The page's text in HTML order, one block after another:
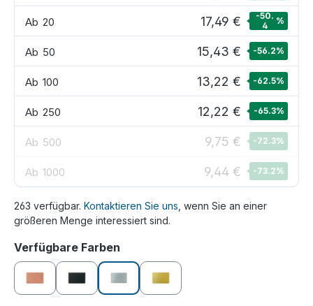
Ab 20 17,49 €
-50.
4
%
Ab 50 15,43 € -56.2%
Ab 100 13,22 € -62.5%
Ab 250 12,22 € -65.3%
Ab 500 9,75 € -72.3%
Ab 1000 9,44 € -73.2%
263 verfügbar. Kontaktieren Sie uns , wenn Sie an einer
größeren Menge interessiert sind.
Verfügbare Farben
roségoldschwarz silber gold